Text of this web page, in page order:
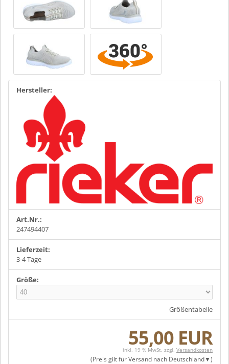
Hersteller:
Art.Nr.:
247494407
Lieferzeit:
3-4 Tage
Größe:
Größentabelle
55,00 EUR
inkl. 19 % MwSt. zzgl. Versandkosten
(Preis gilt für Versand nach Deutschland )